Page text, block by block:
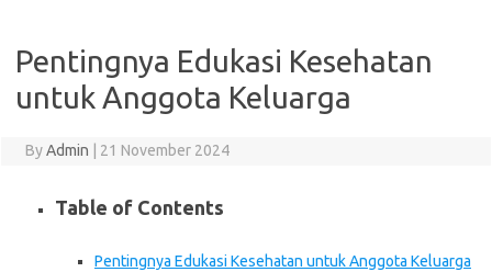
Pentingnya Edukasi Kesehatan
untuk Anggota Keluarga
ByAdmin 21 November 2024
Table of Contents
Pentingnya Edukasi Kesehatan untuk Anggota Keluarga